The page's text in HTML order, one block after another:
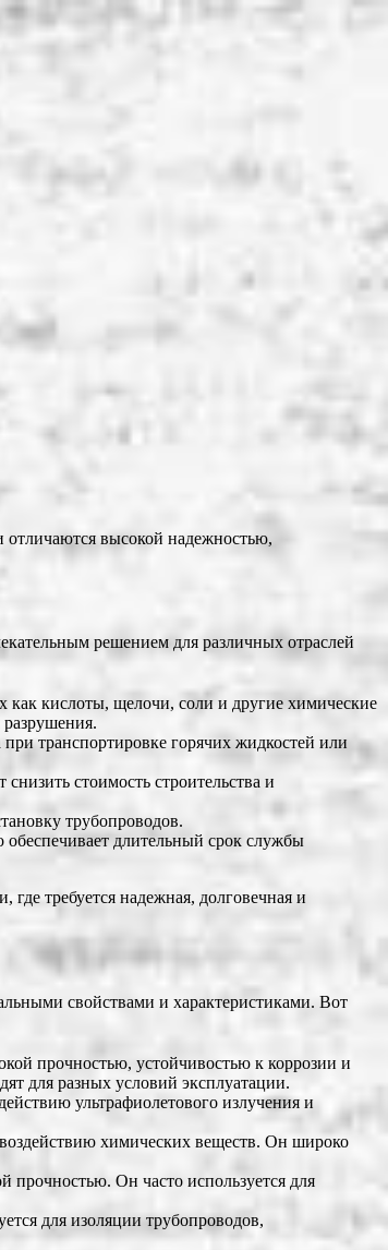
отличаются высокой надежностью,
решением для различных отраслей
как кислоты, щелочи, соли и другие химические
транспортировке горячих жидкостей или
стоимость строительства и
трубопроводов.
длительный срок службы
требуется надежная, долговечная и
свойствами и характеристиками. Вот
прочностью, устойчивостью к коррозии и
для разных условий эксплуатации.
ультрафиолетового излучения и
химических веществ. Он широко
прочностью. Он часто используется для
для изоляции трубопроводов,